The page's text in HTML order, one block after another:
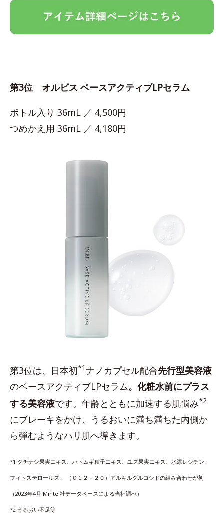
第3位 オルビス ベースアクティブLPセラム
ボトル入り 36mL ／ 4,500円
つめかえ用 36mL ／ 4,180円
第3位は、日本初*1ナノカプセル配合先行型美容液
のベースアクティブLPセラム。化粧水前にプラス
する美容液です。年齢とともに加速する肌悩み*2
にブレーキをかけ、うるおいに満ち満ちた内側か
ら弾むようなハリ肌へ導きます。
*1 クチナシ果実エキス、ハトムギ種子エキス、ユズ果実エキス、水添レシチン、
フィトステロールズ、 （Ｃ１２－２０）アルキルグルコシドの組み合わせが初
（2023年4月 Mintel社データベースによる当社調べ）
*2 うるおい不足等